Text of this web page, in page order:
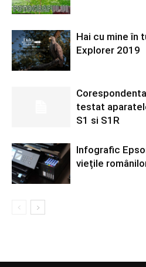
Hai cu mine în
Explorer 2019
testat
S1 si S1R
Infografic
viețile